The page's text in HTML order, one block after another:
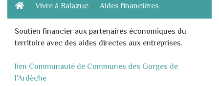
Vivre à Balazuc Aides financières
Soutien financier aux partenaires économiques du
territoire avec des aides directes aux entreprises.
lien Communauté de Communes des Gorges de
l'Ardèche